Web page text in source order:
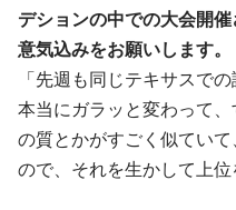
デションの中での大会開
意気込みをお願いします。
「先週も同じテキサスで
本当にガラッと変わって
の質とかがすごく似てい
ので、それを生かして上位